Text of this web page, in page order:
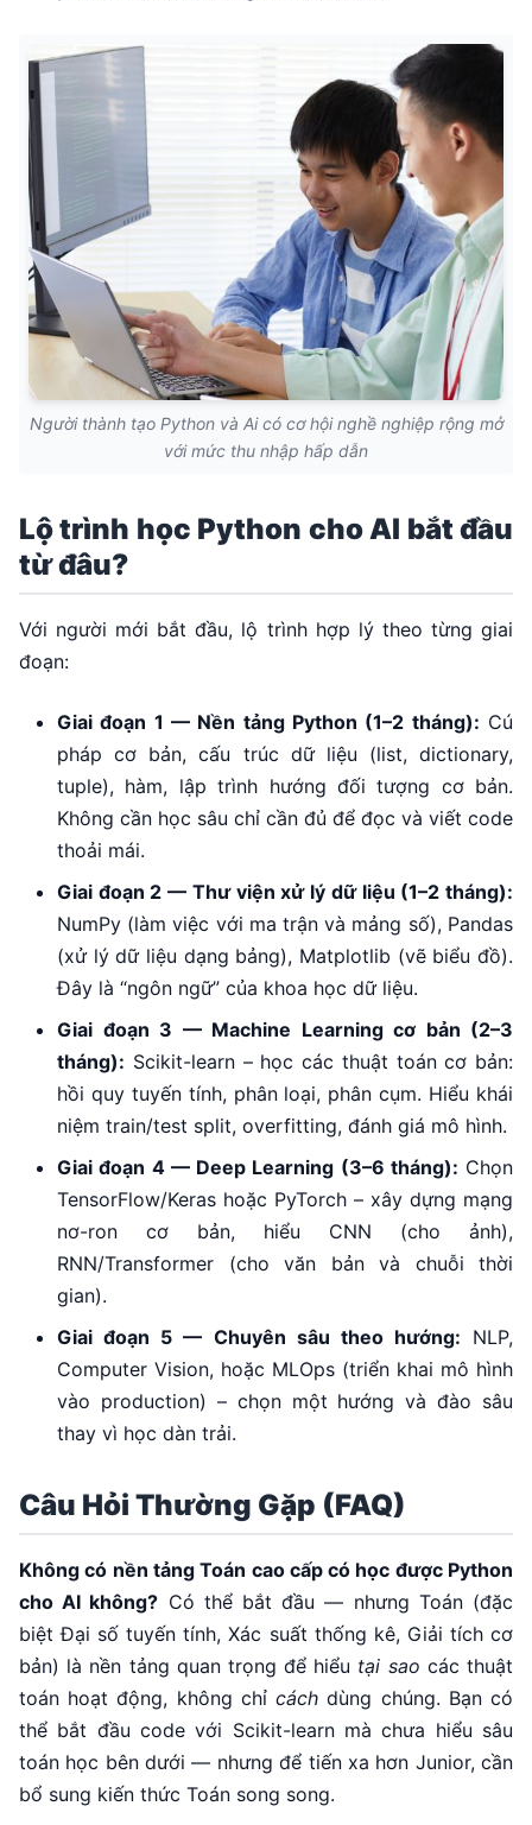
Người thành tạo Python và Ai có cơ hội nghề nghiệp rộng mở
với mức thu nhập hấp dẫn
Lộ trình học Python cho AI bắt đầu
từ đâu?
Với người mới bắt đầu, lộ trình hợp lý theo từng giai
đoạn:
Giai đoạn 1 — Nền tảng Python (1–2 tháng): Cú
pháp cơ bản, cấu trúc dữ liệu (list, dictionary,
tuple), hàm, lập trình hướng đối tượng cơ bản.
Không cần học sâu chỉ cần đủ để đọc và viết code
thoải mái.
Giai đoạn 2 — Thư viện xử lý dữ liệu (1–2 tháng):
NumPy (làm việc với ma trận và mảng số), Pandas
(xử lý dữ liệu dạng bảng), Matplotlib (vẽ biểu đồ).
Đây là “ngôn ngữ” của khoa học dữ liệu.
Giai đoạn 3 — Machine Learning cơ bản (2–3
tháng): Scikit-learn – học các thuật toán cơ bản:
hồi quy tuyến tính, phân loại, phân cụm. Hiểu khái
niệm train/test split, overfitting, đánh giá mô hình.
Giai đoạn 4 — Deep Learning (3–6 tháng): Chọn
TensorFlow/Keras hoặc PyTorch – xây dựng mạng
nơ-ron cơ bản, hiểu CNN (cho ảnh),
RNN/Transformer (cho văn bản và chuỗi thời
gian).
Giai đoạn 5 — Chuyên sâu theo hướng: NLP,
Computer Vision, hoặc MLOps (triển khai mô hình
vào production) – chọn một hướng và đào sâu
thay vì học dàn trải.
Câu Hỏi Thường Gặp (FAQ)
Không có nền tảng Toán cao cấp có học được Python
cho AI không? Có thể bắt đầu — nhưng Toán (đặc
biệt Đại số tuyến tính, Xác suất thống kê, Giải tích cơ
bản) là nền tảng quan trọng để hiểu tại sao các thuật
toán hoạt động, không chỉcách dùng chúng. Bạn có
thể bắt đầu code với Scikit-learn mà chưa hiểu sâu
toán học bên dưới — nhưng để tiến xa hơn Junior, cần
bổ sung kiến thức Toán song song.